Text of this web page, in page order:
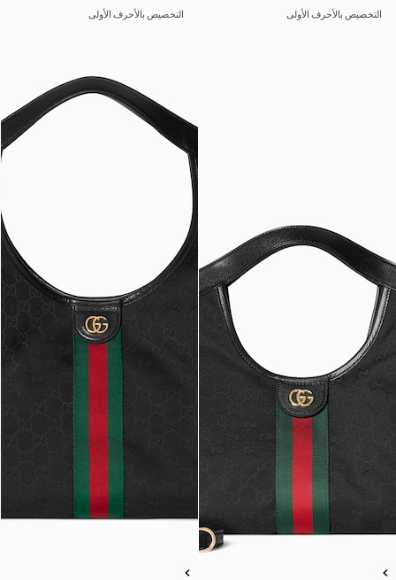
التخصيص بالأحرف الأولى التخصيص بالأحرف الأولى